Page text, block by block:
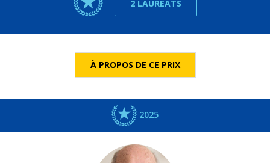
2 LAURÉATS
À PROPOS DE CE PRIX
2025